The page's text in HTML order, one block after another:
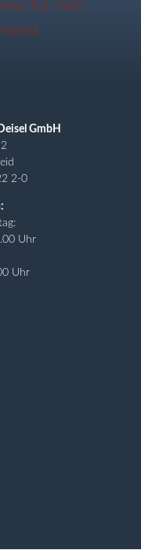
GmbH
2-0
Uhr
Uhr